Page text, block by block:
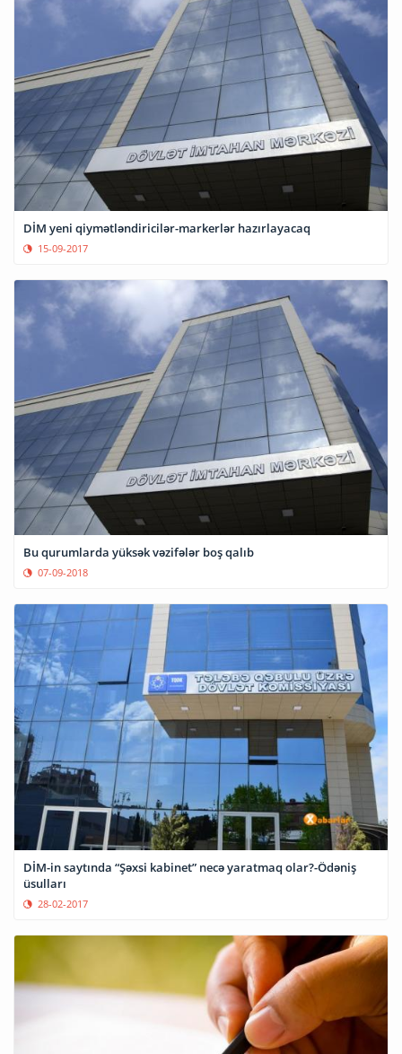
DİM yeni qiymətləndiricilər-markerlər hazırlayacaq
15-09-2017
Bu qurumlarda yüksək vəzifələr boş qalıb
07-09-2018
DİM-in saytında “Şəxsi kabinet” necə yaratmaq olar?-Ödəniş
üsulları
28-02-2017